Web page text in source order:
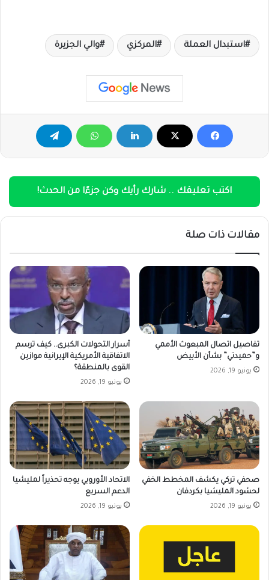
استبدال العملة المركزي والي الجزيرة
اكتب تعليقك .. شارك رأيك وكن جزءًا من الحدث!
مقالات ذات صلة
تفاصيل اتصال المبعوث الأممي
و”حميدتي” بشأن الأبيض
يونيو 19, 2026
أسرار التحولات الكبرى.. كيف ترسم
الاتفاقية الأمريكية الإيرانية موازين
القوى بالمنطقة؟
يونيو 19, 2026
صحفي تركي يكشف المخطط الخفي
لحشود المليشيا بكردفان
يونيو 19, 2026
الاتحاد الأوروبي يوجه تحذيراً لمليشيا
الدعم السريع
يونيو 19, 2026